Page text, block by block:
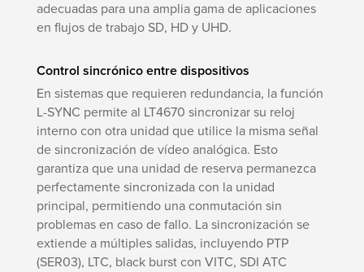
adecuadas para una amplia gama de aplicaciones
en flujos de trabajo SD, HD y UHD.
Control sincrónico entre dispositivos
En sistemas que requieren redundancia, la función
L-SYNC permite al LT4670 sincronizar su reloj
interno con otra unidad que utilice la misma señal
de sincronización de vídeo analógica. Esto
garantiza que una unidad de reserva permanezca
perfectamente sincronizada con la unidad
principal, permitiendo una conmutación sin
problemas en caso de fallo. La sincronización se
extiende a múltiples salidas, incluyendo PTP
(SER03), LTC, black burst con VITC, SDI ATC